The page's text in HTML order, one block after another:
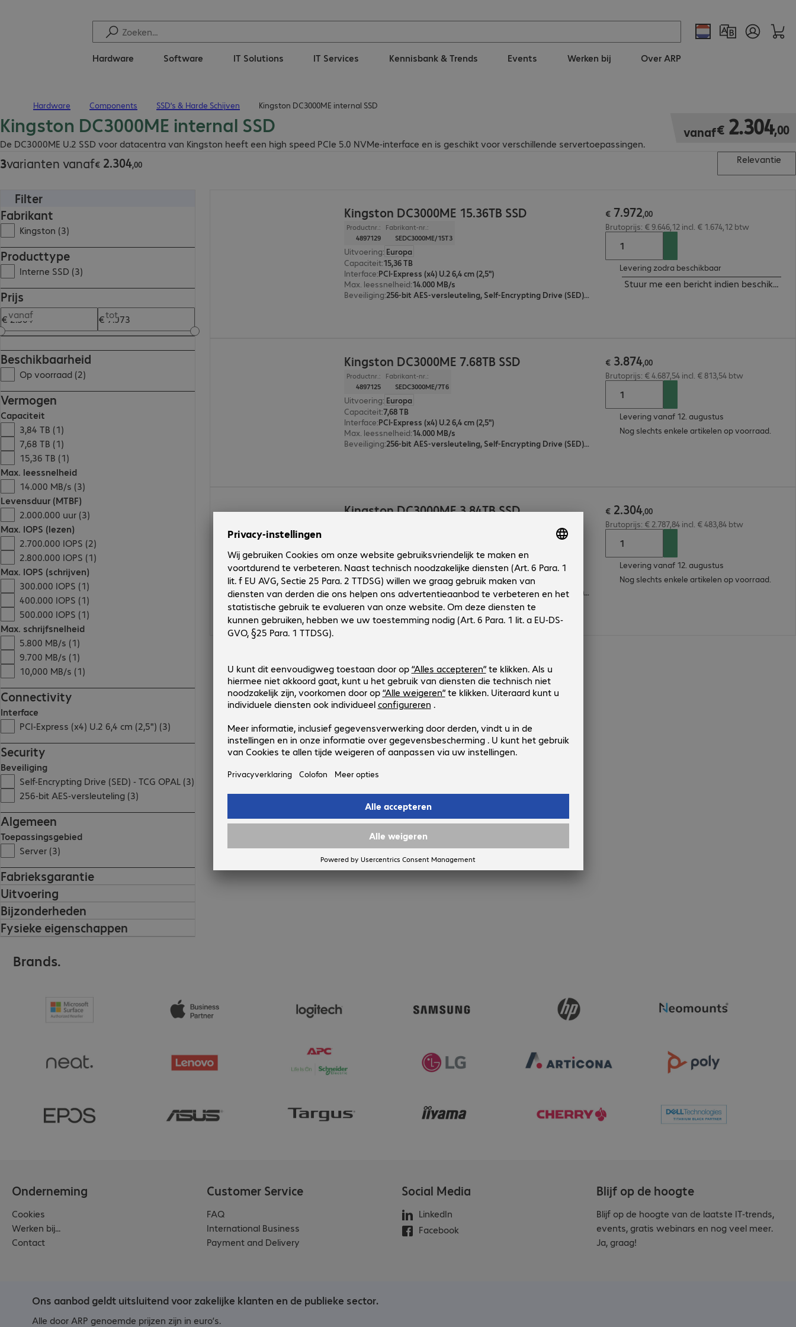
Hardware Software IT Solutions IT Services Kennisbank & Trends Events Werken bij Over ARP
Hardware Components SSD’s & Harde Schijven Kingston DC3000ME internal SSD
Kingston DC3000ME internal SSD
De DC3000ME U.2 SSD voor datacentra van Kingston heeft een high speed PCIe 5.0 NVMe-interface en is geschikt voor verschillende servertoepassingen.
vanaf€ 2.304,00
€ 2.304,00
3varianten vanaf€ 2.304,00
€ 2.304,00
Relevantie
Filter
Fabrikant
Kingston (3)
Producttype
Interne SSD (3)
Prijs
vanaf tot
Beschikbaarheid
Op voorraad (2)
Vermogen
Capaciteit
3,84 TB (1)
7,68 TB (1)
15,36 TB (1)
Max. leessnelheid
14.000 MB/s (3)
Levensduur (MTBF)
2.000.000 uur (3)
Max. IOPS (lezen)
2.700.000 IOPS (2)
2.800.000 IOPS (1)
Max. IOPS (schrijven)
300.000 IOPS (1)
400.000 IOPS (1)
500.000 IOPS (1)
Max. schrijfsnelheid
5.800 MB/s (1)
9.700 MB/s (1)
10,000 MB/s (1)
Connectivity
Interface
PCI-Express (x4) U.2 6,4 cm (2,5") (3)
Security
Beveiliging
Self-Encrypting Drive (SED) - TCG OPAL (3)
256-bit AES-versleuteling (3)
Algemeen
Toepassingsgebied
Server (3)
Fabrieksgarantie
Uitvoering
Bijzonderheden
Fysieke eigenschappen
Kingston DC3000ME 15.36TB SSD
Productnr.:
4897129
Fabrikant-nr.:
SEDC3000ME/15T3
Uitvoering: Europa
Capaciteit:15,36 TB
Interface:PCI-Express (x4) U.2 6,4 cm (2,5")
Max. leessnelheid:14.000 MB/s
Beveiliging: 256-bit AES-versleuteling, Self-Encrypting Drive (SED) - TCG OPAL
€ 7.972,00
Brutoprijs: € 9.646,12 incl. € 1.674,12 btw
Levering zodra beschikbaar
Stuur me een bericht indien beschikbaar
Kingston DC3000ME 7.68TB SSD
Productnr.:
4897125
Fabrikant-nr.:
SEDC3000ME/7T6
Uitvoering: Europa
Capaciteit:7,68 TB
Interface:PCI-Express (x4) U.2 6,4 cm (2,5")
Max. leessnelheid:14.000 MB/s
Beveiliging: 256-bit AES-versleuteling, Self-Encrypting Drive (SED) - TCG OPAL
€ 3.874,00
Brutoprijs: € 4.687,54 incl. € 813,54 btw
Levering vanaf 12. augustus
Nog slechts enkele artikelen op voorraad.
Kingston DC3000ME 3.84TB SSD
Capaciteit:3,84 TB
Interface:PCI-Express (x4) U.2 6,4 cm (2,5")
Max. leessnelheid 14.000 MB/s
Beveiliging: 256-bit AES-versleuteling, Self-Encrypting Drive (SED) - TCG OPAL
€ 2.304,00
Brutoprijs: € 2.787,84 incl. € 483,84 btw
Levering vanaf 12. augustus
Nog slechts enkele artikelen op voorraad.
Brands.
Onderneming
Cookies
Werken bij...
Contact
Customer Service
FAQ
International Business
Payment and Delivery
Social Media
LinkedIn
Facebook
Blijf op de hoogte
Blijf op de hoogte van de laatste IT-trends,
events, gratis webinars en nog veel meer.
Ja, graag!
Ons aanbod geldt uitsluitend voor zakelijke klanten en de publieke sector.
Alle door ARP genoemde prijzen zijn in euro’s.